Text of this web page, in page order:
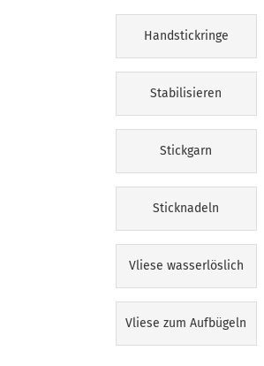
Handstickringe
Stabilisieren
Stickgarn
Sticknadeln
Vliese wasserlöslich
Vliese zum Aufbügeln